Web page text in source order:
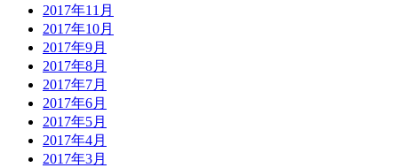
2017年11月
2017年10月
2017年9月
2017年8月
2017年7月
2017年6月
2017年5月
2017年4月
2017年3月